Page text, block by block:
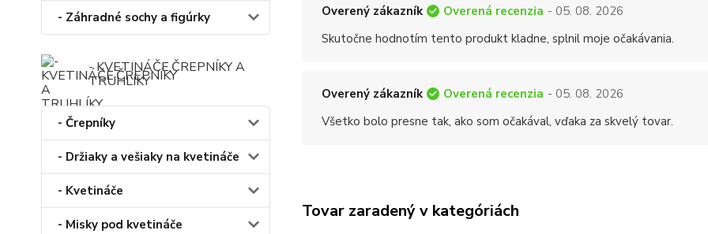
- Záhradné sochy a figúrky
- KVETINÁČE,ČREPNÍKY A
TRUHLÍKY
- Črepníky
- Držiaky a vešiaky na kvetináče
- Kvetináče
- Misky pod kvetináče
Overený zákazník Overená recenzia - 05. 08. 2026
Skutočne hodnotím tento produkt kladne, splnil moje očakávania.
Overený zákazník Overená recenzia - 05. 08. 2026
Všetko bolo presne tak, ako som očakával, vďaka za skvelý tovar.
Tovar zaradený v kategóriách